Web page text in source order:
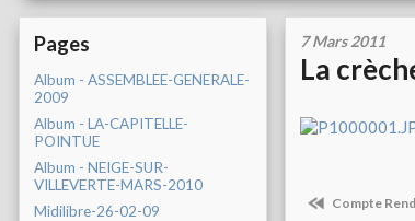
Pages
Album - ASSEMBLEE-GENERALE-
2009
Album - LA-CAPITELLE-
POINTUE
Album - NEIGE-SUR-
VILLEVERTE-MARS-2010
Midilibre-26-02-09
7 Mars 2011
La
Compte